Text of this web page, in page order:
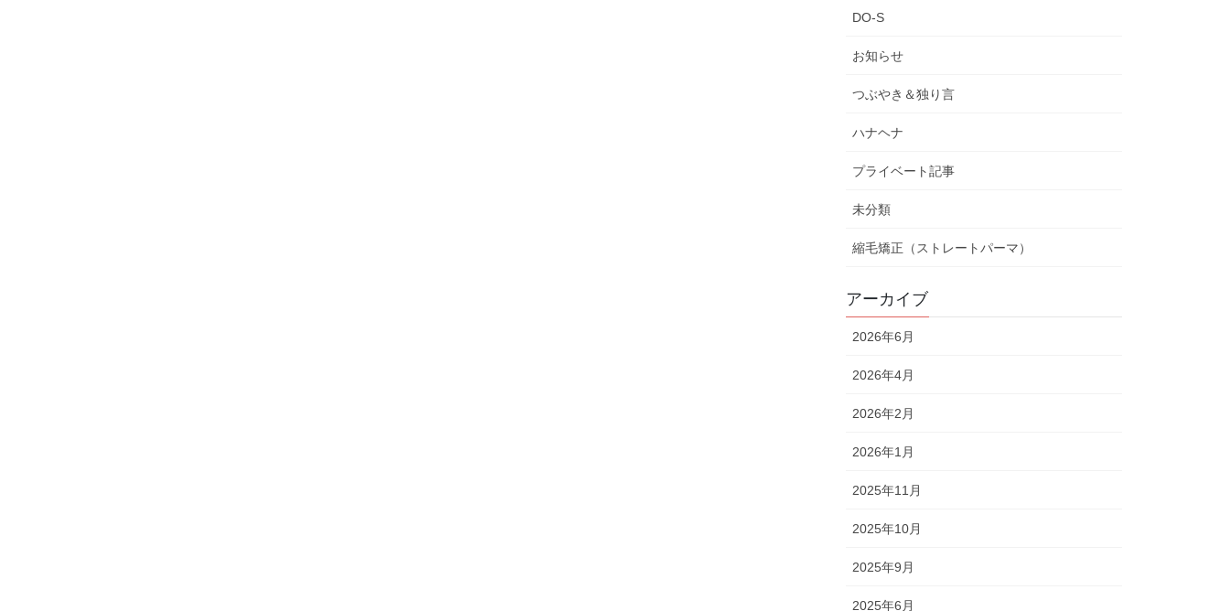
DO-S
お知らせ
つぶやき＆独り言
ハナヘナ
プライベート記事
未分類
縮毛矯正（ストレートパーマ）
アーカイブ
2026年6月
2026年4月
2026年2月
2026年1月
2025年11月
2025年10月
2025年9月
2025年6月